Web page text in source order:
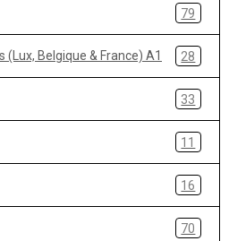
79
Belgique & France) A1 28
33
11
16
70